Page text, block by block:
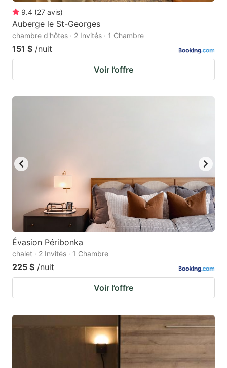
9.4 (27 avis)
Auberge le St-Georges
chambre d'hôtes · 2 Invités · 1 Chambre
151 $ /nuit
Voir l’offre
Évasion Péribonka
chalet · 2 Invités · 1 Chambre
225 $ /nuit
Voir l’offre